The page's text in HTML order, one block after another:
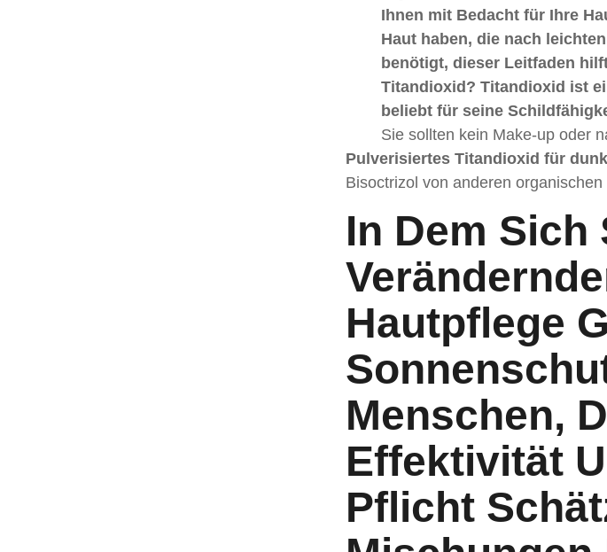
Ihnen mit Bedacht für Ihre
Haut haben, die nach
benötigt, dieser Leitfaden
Titandioxid? Titandioxid ist
beliebt für seine
Sie sollten kein Make-up oder
Pulverisiertes Titandioxid für
Bisoctrizol von anderen
In Dem Sich
Hautpflege
Menschen,
Effektivität
Pflicht